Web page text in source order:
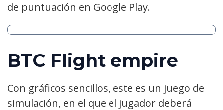
de puntuación en Google Play.
BTC Flight empire
Con gráficos sencillos, este es un juego de
simulación, en el que el jugador deberá